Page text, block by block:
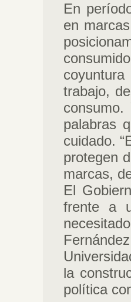
En
en
trabajo,
palabras
cuidado.
protegen
marcas,
El
frente a
la
política